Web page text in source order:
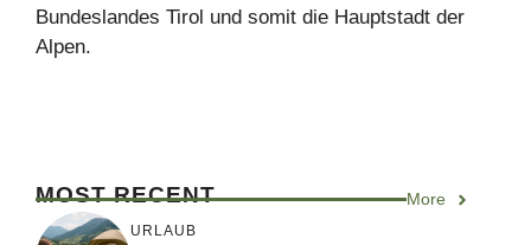
Bundeslandes Tirol und somit die Hauptstadt der
Alpen.
MOST RECENT More
URLAUB